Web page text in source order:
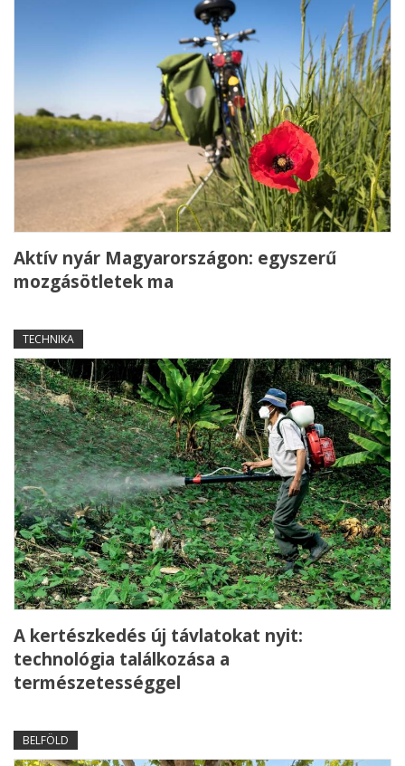
Aktív nyár Magyarországon: egyszerű
mozgásötletek ma
TECHNIKA
A kertészkedés új távlatokat nyit:
technológia találkozása a
természetességgel
BELFÖLD